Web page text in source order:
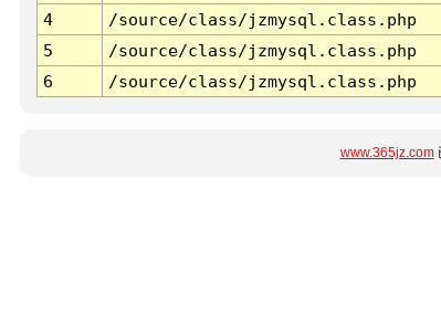
4
/source/class/jzmysql.class.php
5
/source/class/jzmysql.class.php
6
/source/class/jzmysql.class.php
www.365jz.com